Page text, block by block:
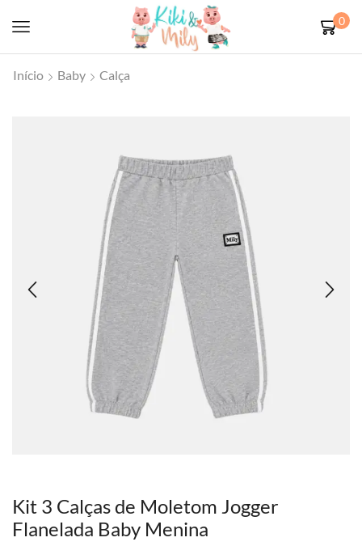
0
Início Baby Calça
Kit 3 Calças de Moletom Jogger
Flanelada Baby Menina